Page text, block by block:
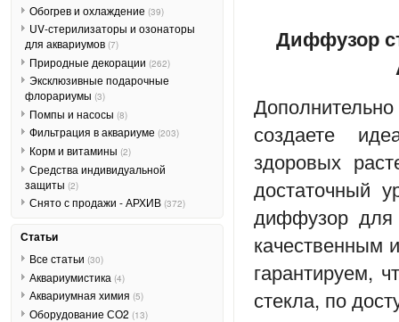
Диффузор
создаете
здоровых
достаточный
диффузор для
качественным
гарантируем,
стекла, по
Обогрев и охлаждение (39)
UV-стерилизаторы и озонаторы
для аквариумов (7)
Природные декорации (262)
Эксклюзивные подарочные
флорариумы (3)
Помпы и насосы (8)
Фильтрация в аквариуме (203)
Корм и витамины (2)
Средства индивидуальной
защиты (2)
Снято с продажи - АРХИВ (372)
Статьи
Все статьи (30)
Аквариумистика (4)
Аквариумная химия (5)
Оборудование СО2 (13)